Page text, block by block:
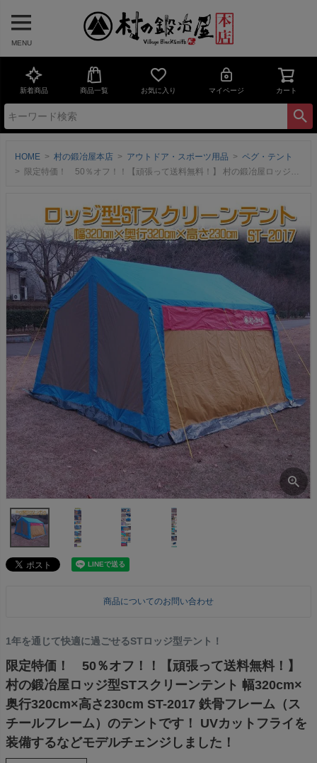
MENU
新着商品 商品一覧 お気に入り マイページ カート
HOME 村の鍛冶屋本店 アウトドア・スポーツ用品
ペグ・テント
限定特価！ 50％オフ！！【頑張って送料無料！】 村の鍛冶屋ロッジ型STスクリーンテント 幅320cm×奥行320cm×高さ230cm ST-2017 鉄骨フレーム（スチールフレーム）のテントです！ UVカットフライを装備するなどモデルチェンジしました！
商品についてのお問い合わせ
1年を通じて快適に過ごせるSTロッジ型テント！
限定特価！ 50％オフ！！【頑張って送料無料！】
村の鍛冶屋ロッジ型STスクリーンテント 幅320cm×
奥行320cm×高さ230cm ST-2017 鉄骨フレーム（ス
チールフレーム）のテントです！ UVカットフライを
装備するなどモデルチェンジしました！